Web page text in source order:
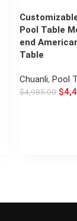
Pool Table
end
Table
Chuanli, Pool
$4,985.00 $